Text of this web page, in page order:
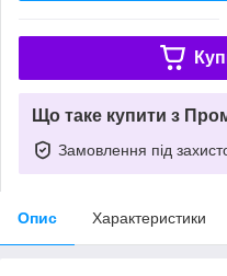
Що таке купити з
Замовлення під
Опис Характеристики